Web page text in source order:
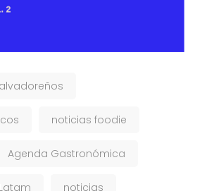
noticias foodie
Agenda Gastronómica
noticias